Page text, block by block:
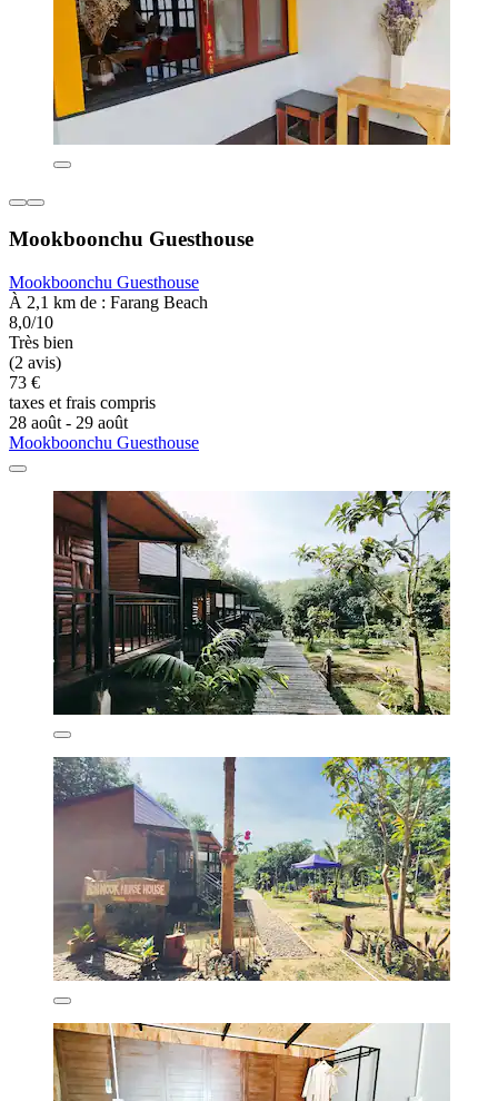
Mookboonchu Guesthouse
Mookboonchu Guesthouse
À 2,1 km de : Farang Beach
8,0/10
Très bien
(2 avis)
73 €
taxes et frais compris
28 août - 29 août
Mookboonchu Guesthouse